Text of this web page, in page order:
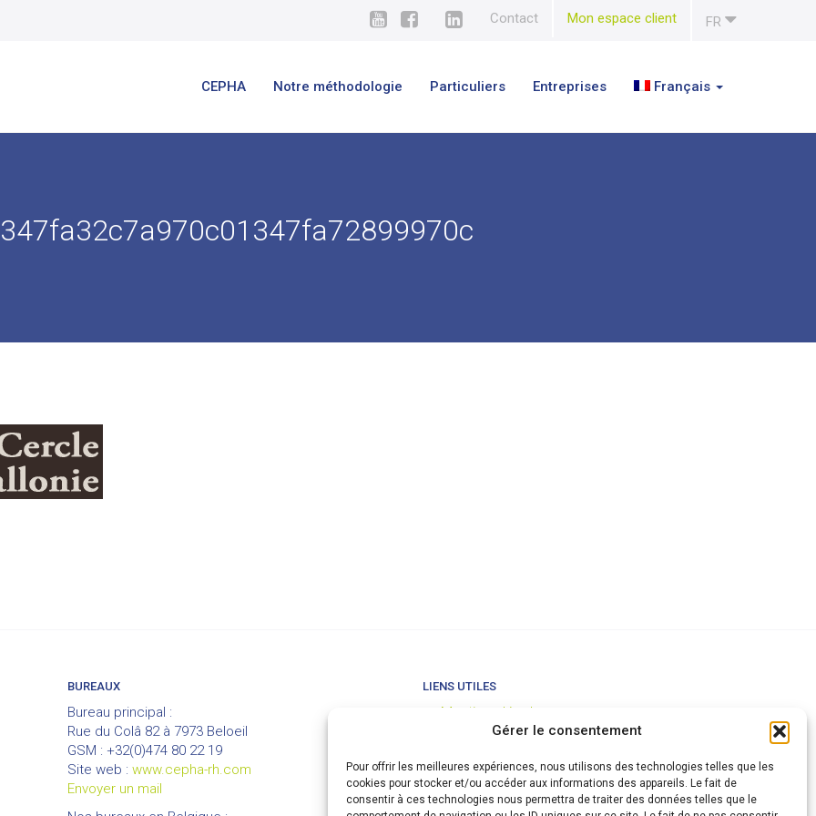
Gérer le consentement
Pour offrir les meilleures expériences, nous utilisons des technologies telles que les
cookies pour stocker et/ou accéder aux informations des appareils. Le fait de
consentir à ces technologies nous permettra de traiter des données telles que le
FR
Contact Mon espace client
CEPHA Notre méthodologie Particuliers Entreprises Français
BUREAUX
Bureau principal :
Rue du Colâ 82 à 7973 Beloeil
GSM : +32(0)474 80 22 19
Site web : www.cepha-rh.com
Envoyer un mail
LIENS UTILES
Mentions légales
Conditions générales de vente
Politique de confidentialité
Partenaires
Code de déontologie